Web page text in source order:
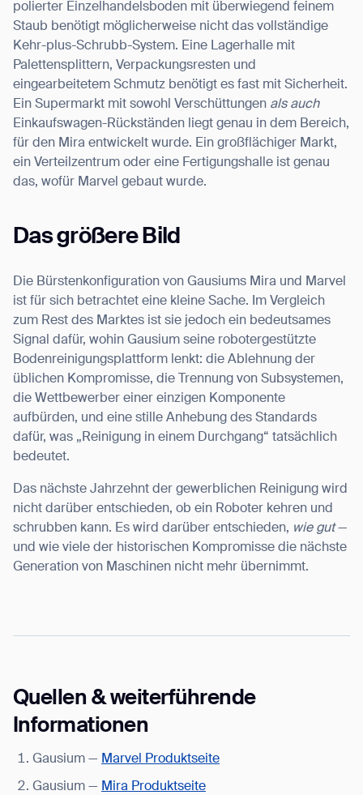
polierter Einzelhandelsboden mit überwiegend feinem
Staub benötigt möglicherweise nicht das vollständige
Kehr-plus-Schrubb-System. Eine Lagerhalle mit
Palettensplittern, Verpackungsresten und
eingearbeitetem Schmutz benötigt es fast mit Sicherheit.
Ein Supermarkt mit sowohl Verschüttungen als auch
Einkaufswagen-Rückständen liegt genau in dem Bereich,
für den Mira entwickelt wurde. Ein großflächiger Markt,
ein Verteilzentrum oder eine Fertigungshalle ist genau
das, wofür Marvel gebaut wurde.
Das größere Bild
Die Bürstenkonfiguration von Gausiums Mira und Marvel
ist für sich betrachtet eine kleine Sache. Im Vergleich
zum Rest des Marktes ist sie jedoch ein bedeutsames
Signal dafür, wohin Gausium seine robotergestützte
Bodenreinigungsplattform lenkt: die Ablehnung der
üblichen Kompromisse, die Trennung von Subsystemen,
die Wettbewerber einer einzigen Komponente
aufbürden, und eine stille Anhebung des Standards
dafür, was „Reinigung in einem Durchgang“ tatsächlich
bedeutet.
Das nächste Jahrzehnt der gewerblichen Reinigung wird
nicht darüber entschieden, ob ein Roboter kehren und
schrubben kann. Es wird darüber entschieden, wie gut—
und wie viele der historischen Kompromisse die nächste
Generation von Maschinen nicht mehr übernimmt.
Quellen & weiterführende
Informationen
Gausium — Marvel Produktseite
Gausium — Mira Produktseite